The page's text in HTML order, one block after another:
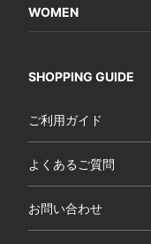
WOMEN
SHOPPING GUIDE
ご利用ガイド
よくあるご質問
お問い合わせ